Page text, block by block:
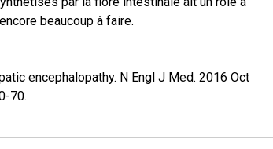
beaucoup à faire.
encephalopathy. N Engl J Med. 2016 Oct
70.